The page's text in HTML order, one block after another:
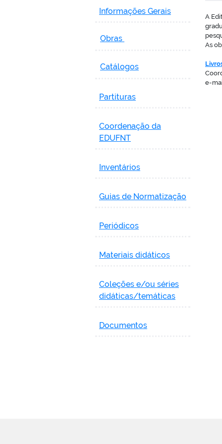
Informações Gerais
Obras
Catálogos
Partituras
Coordenação da
EDUFNT
Inventários
Guias de Normatização
Periódicos
Materiais didáticos
Coleções e/ou séries
didáticas/temáticas
Documentos
A
As
e-